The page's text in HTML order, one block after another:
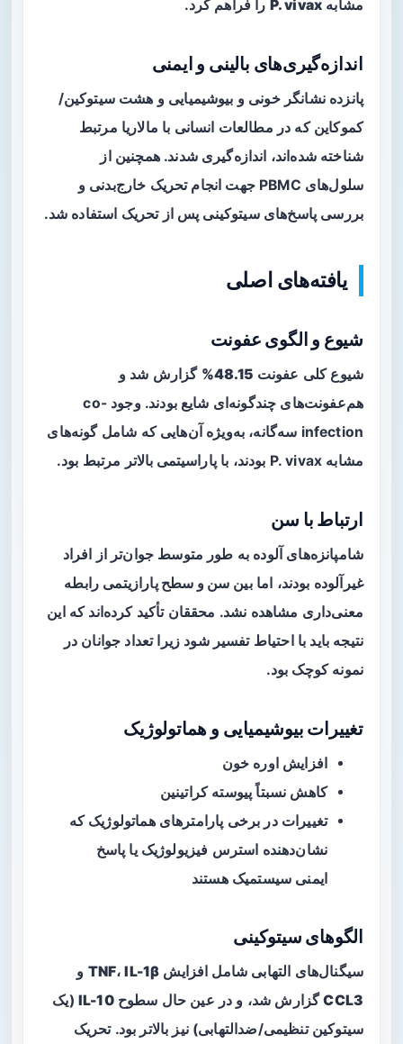
مشابه P. vivax را فراهم کرد.
اندازه‌گیری‌های بالینی و ایمنی
پانزده نشانگر خونی و بیوشیمیایی و هشت سیتوکین/
کموکاین که در مطالعات انسانی با مالاریا مرتبط
شناخته شده‌اند، اندازه‌گیری شدند. همچنین از
سلول‌های PBMC جهت انجام تحریک خارج‌بدنی و
بررسی پاسخ‌های سیتوکینی پس از تحریک استفاده شد.
یافته‌های اصلی
شیوع و الگوی عفونت
شیوع کلی عفونت 48.15%
گزارش شد و
هم‌عفونت‌های چندگونه‌ای شایع بودند. وجود co-
infection سه‌گانه، به‌ویژه آن‌هایی که شامل گونه‌های
مشابه P. vivax بودند، با
پارا‌سیتمی بالاتر مرتبط بود.
ارتباط با سن
شامپانزه‌های آلوده به طور متوسط جوان‌تر از افراد
غیرآلوده بودند، اما بین سن و سطح پارازیتمی رابطه
معنی‌داری مشاهده نشد. محققان تأکید کرده‌اند که این
نتیجه باید با احتیاط تفسیر شود زیرا تعداد جوانان در
نمونه کوچک بود.
تغییرات بیوشیمیایی و هماتولوژیک
افزایشاوره خون
کاهش نسبتاً پیوستهکراتینین
تغییرات در برخی پارامترهای هماتولوژیک که
نشان‌دهنده استرس فیزیولوژیک یا پاسخ
ایمنی سیستمیک هستند
الگوهای سیتوکینی
سیگنال‌های التهابی شامل افزایش TNF،IL-1β
و
CCL3گزارش شد، و در عین حال سطوحIL-10 (یک
سیتوکین تنظیمی/ضدالتهابی) نیز بالاتر بود. تحریک